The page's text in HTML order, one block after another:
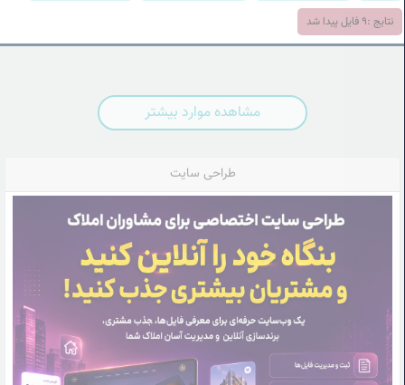
نتایج :9فایل پیدا شد
مشاهده موارد بیشتر
طراحی سایت